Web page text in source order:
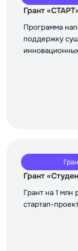
Грант
Программа
поддержку
Грант
Грант на 1 млн
стартап-